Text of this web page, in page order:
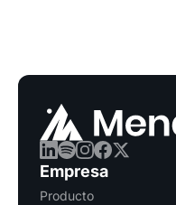
Empresa
Producto